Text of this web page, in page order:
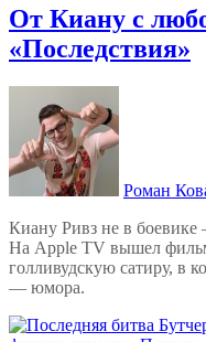
От Киану с
«Последствия»
Роман
Киану Ривз не в
На Apple TV вышел
голливудскую сатиру, в
— юмора.